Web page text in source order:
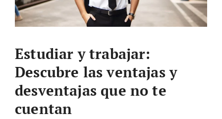
Estudiar y trabajar:
Descubre las ventajas y
desventajas que no te
cuentan